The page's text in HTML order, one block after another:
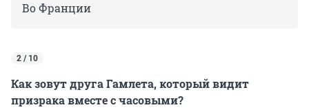
Во Франции
2 / 10
Как зовут друга Гамлета, который видит
призрака вместе с часовыми?